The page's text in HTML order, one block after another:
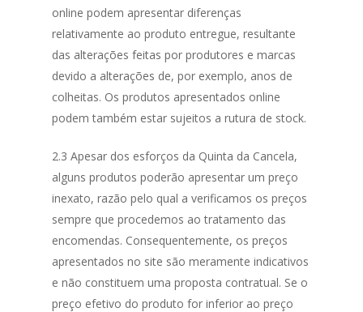
online podem apresentar diferenças
relativamente ao produto entregue, resultante
das alterações feitas por produtores e marcas
devido a alterações de, por exemplo, anos de
colheitas. Os produtos apresentados online
podem também estar sujeitos a rutura de stock.
2.3 Apesar dos esforços da Quinta da Cancela,
alguns produtos poderão apresentar um preço
inexato, razão pelo qual a verificamos os preços
sempre que procedemos ao tratamento das
encomendas. Consequentemente, os preços
apresentados no site são meramente indicativos
e não constituem uma proposta contratual. Se o
preço efetivo do produto for inferior ao preço